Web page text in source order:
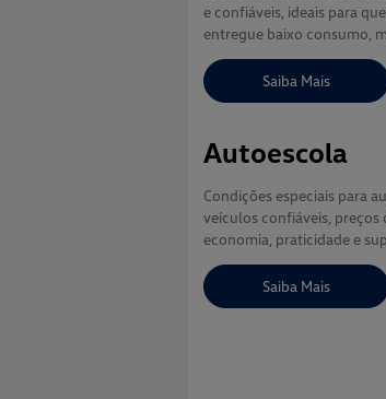
e confiáveis, ideais para
entregue baixo consumo,
Saiba Mais
Autoescola
Condições especiais para
veículos confiáveis,
economia, praticidade e
Saiba Mais